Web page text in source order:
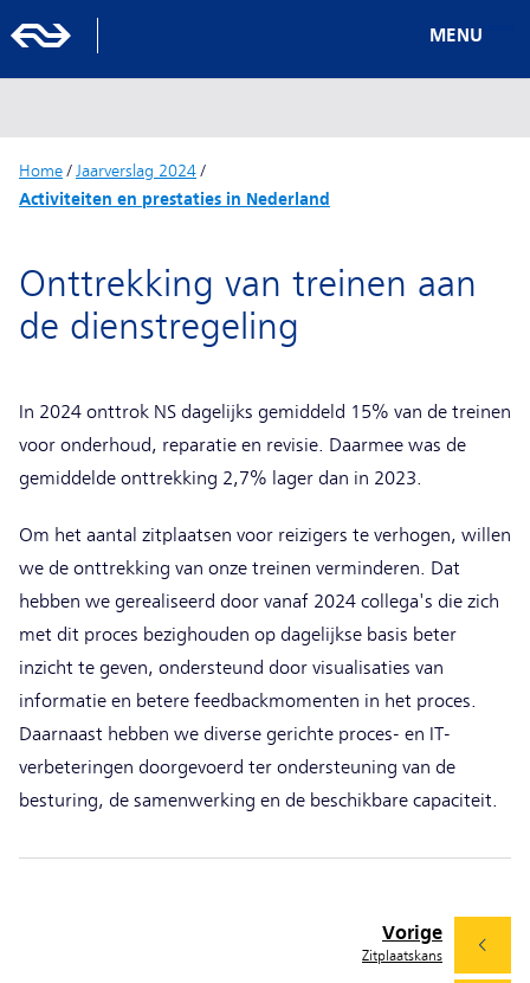
MENU
Home/ Jaarverslag 2024/
Activiteiten en prestaties in Nederland
Onttrekking van treinen aan
de dienstregeling
In 2024 onttrok NS dagelijks gemiddeld 15% van de treinen
voor onderhoud, reparatie en revisie. Daarmee was de
gemiddelde onttrekking 2,7% lager dan in 2023.
Om het aantal zitplaatsen voor reizigers te verhogen, willen
we de onttrekking van onze treinen verminderen. Dat
hebben we gerealiseerd door vanaf 2024 collega's die zich
met dit proces bezighouden op dagelijkse basis beter
inzicht te geven, ondersteund door visualisaties van
informatie en betere feedbackmomenten in het proces.
Daarnaast hebben we diverse gerichte proces- en IT-
verbeteringen doorgevoerd ter ondersteuning van de
besturing, de samenwerking en de beschikbare capaciteit.
Vorige
Zitplaatskans